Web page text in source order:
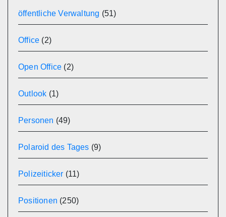
öffentliche Verwaltung (51)
Office (2)
Open Office (2)
Outlook (1)
Personen (49)
Polaroid des Tages (9)
Polizeiticker (11)
Positionen (250)